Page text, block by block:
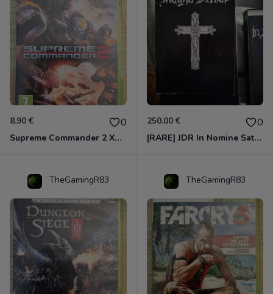
8.90 € 0
Supreme Commander 2 Xbox 360
250.00 € 0
[RARE] JDR In Nomine Satanis / Magna Veritas – 1ère Édition BOÎTE (DOS BLANC, 1989) - CROC / Siroz
TheGamingR83 TheGamingR83